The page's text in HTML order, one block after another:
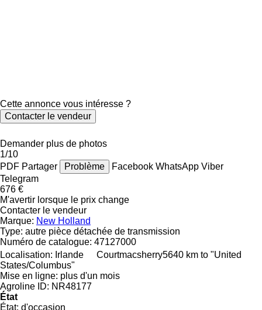
Cette annonce vous intéresse ?
Contacter le vendeur
Demander plus de photos
1/10
PDF Partager Problème Facebook WhatsApp Viber
Telegram
676 €
M'avertir lorsque le prix change
Contacter le vendeur
Marque: New Holland
Type: autre pièce détachée de transmission
Numéro de catalogue: 47127000
Localisation: Irlande Courtmacsherry5640 km to "United
States/Columbus"
Mise en ligne: plus d'un mois
Agroline ID: NR48177
État
État: d'occasion